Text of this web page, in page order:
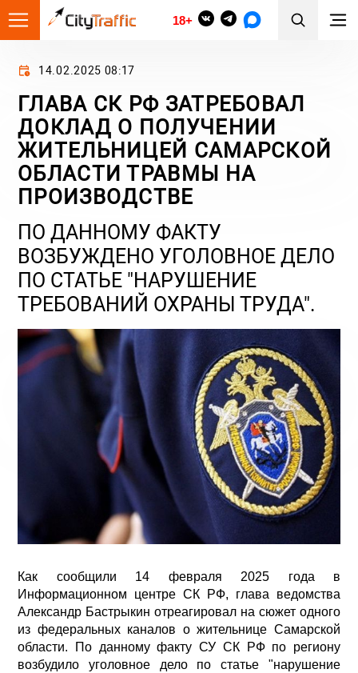
18+
14.02.2025 08:17
ГЛАВА СК РФ ЗАТРЕБОВАЛ
ДОКЛАД О ПОЛУЧЕНИИ
ЖИТЕЛЬНИЦЕЙ САМАРСКОЙ
ОБЛАСТИ ТРАВМЫ НА
ПРОИЗВОДСТВЕ
ПО ДАННОМУ ФАКТУ
ВОЗБУЖДЕНО УГОЛОВНОЕ ДЕЛО
ПО СТАТЬЕ "НАРУШЕНИЕ
ТРЕБОВАНИЙ ОХРАНЫ ТРУДА".
Как сообщили 14 февраля 2025 года в
Информационном центре СК РФ, глава ведомства
Александр Бастрыкин отреагировал на сюжет одного
из федеральных каналов о жительнице Самарской
области. По данному факту СУ СК РФ по региону
возбудило уголовное дело по статье "нарушение